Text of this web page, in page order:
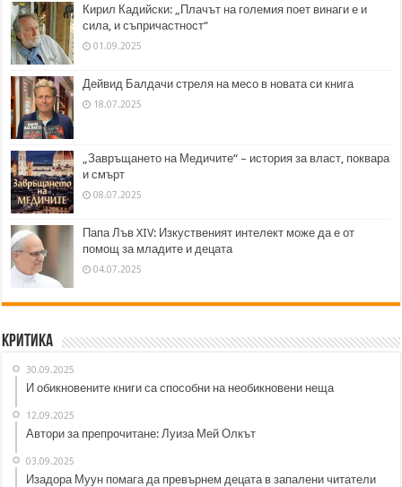
Кирил Кадийски: „Плачът на големия поет винаги е и
сила, и съпричастност“
01.09.2025
Дейвид Балдачи стреля на месо в новата си книга
18.07.2025
„Завръщането на Медичите“ – история за власт, поквара
и смърт
08.07.2025
Папа Лъв XIV: Изкуственият интелект може да е от
помощ за младите и децата
04.07.2025
Критика
30.09.2025
И обикновените книги са способни на необикновени неща
12.09.2025
Автори за препрочитане: Луиза Мей Олкът
03.09.2025
Изадора Муун помага да превърнем децата в запалени читатели